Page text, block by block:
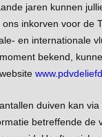
jaren kunnen
inkorven voor de
en internationale
bekend,
duiven kan
betreffende de